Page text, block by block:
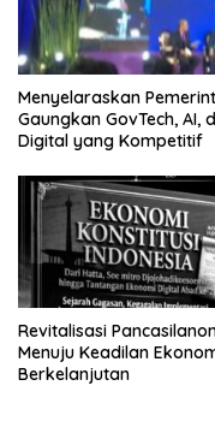
Menyelaraskan
Gaungkan GovTech, AI,
Digital yang Kompetitif
Revitalisasi
Menuju Keadilan
Berkelanjutan